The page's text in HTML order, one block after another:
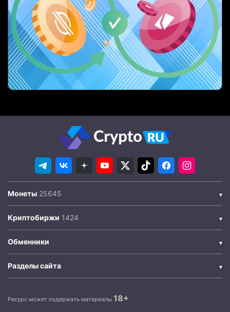
Монеты
Криптобиржи
Обменники
Разделы сайта
Ресурс может содержать материалы 18+